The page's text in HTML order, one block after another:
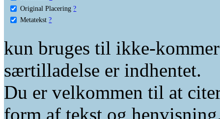
Original Placering ?
Metatekst ?
kun bruges til ikke-
særtilladelse er indhentet.
Du er velkommen til at
form af tekst og